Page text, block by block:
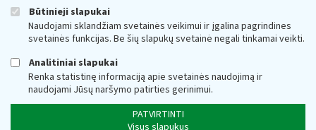
Būtinieji slapukai
Naudojami sklandžiam svetainės veikimui ir įgalina pagrindines
svetainės funkcijas. Be šių slapukų svetainė negali tinkamai veikti.
Analitiniai slapukai
Renka statistinę informaciją apie svetainės naudojimą ir
naudojami Jūsų naršymo patirties gerinimui.
PATVIRTINTI
Visus slapukus